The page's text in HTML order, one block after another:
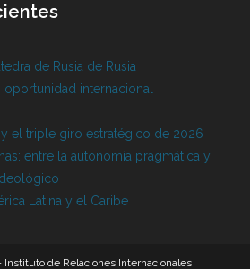
de Rusia de Rusia
internacional
el triple giro estratégico de 2026
entre la autonomía pragmática y
Latina y el Caribe
de Relaciones Internacionales